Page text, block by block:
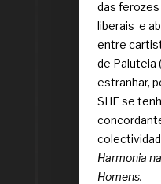
das
liberais e
entre
de Paluteia
estranhar,
SHE se
Harmonia
Homens.